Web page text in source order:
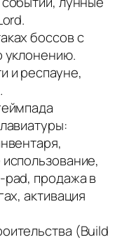
боссов с
уклонению.
и респауне,
продажа в
активация
(Build